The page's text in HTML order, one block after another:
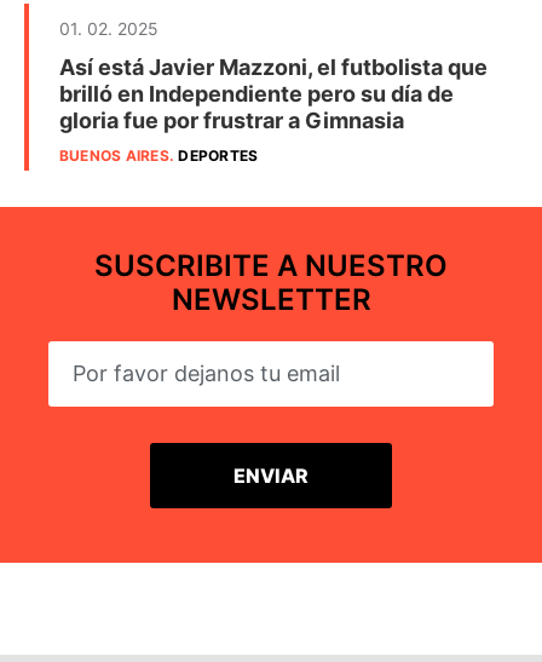
01. 02. 2025
Así está Javier Mazzoni, el futbolista que
brilló en Independiente pero su día de
gloria fue por frustrar a Gimnasia
BUENOS AIRES.DEPORTES
SUSCRIBITE A NUESTRO
NEWSLETTER